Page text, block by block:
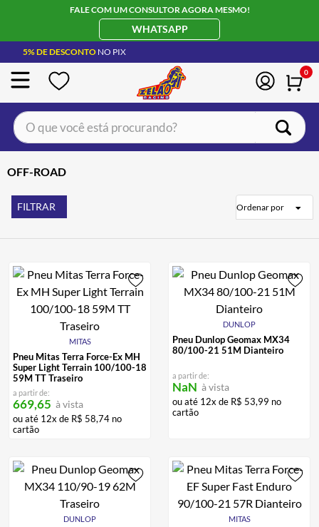
FALE COM UM CONSULTOR AGORA MESMO!
WHATSAPP
5% DE DESCONTO NO PIX
0
O que você está procurando?
OFF-ROAD
FILTRAR Ordenar por
MITAS
Pneu Mitas Terra Force-Ex MH
Super Light Terrain 100/100-18
59M TT Traseiro
a partir de:
669,65 à vista
ou até 12x de R$ 58,74 no
cartão
DUNLOP
Pneu Dunlop Geomax MX34
80/100-21 51M Dianteiro
a partir de:
NaN à vista
ou até 12x de R$ 53,99 no
cartão
DUNLOP MITAS
º CAPACETE LS2
2º BOTA
5º LUVA
6º BAU
ALPINESTAR
8 º AIROH
9º CALÇA
10º BOTAS